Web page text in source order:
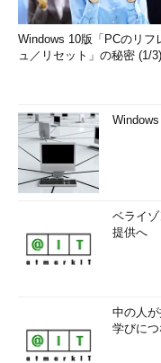
Windows 10版「PCのリフ
ュ／リセット」の秘密 (1/3)
ベライ
提供へ
中の人
学びに